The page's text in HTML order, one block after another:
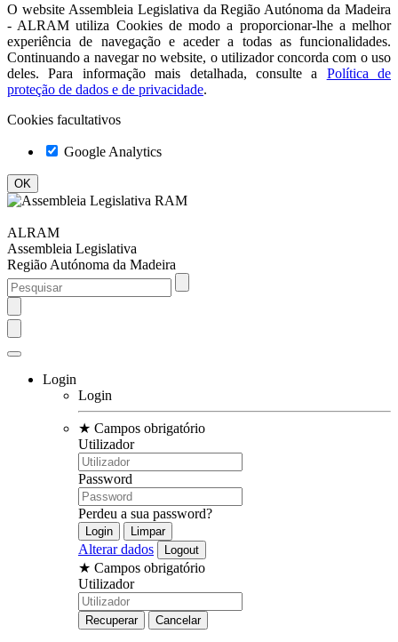
O website Assembleia Legislativa da Região Autónoma da Madeira
- ALRAM utiliza Cookies de modo a proporcionar-lhe a melhor
experiência de navegação e aceder a todas as funcionalidades.
Continuando a navegar no website, o utilizador concorda com o uso
deles. Para informação mais detalhada, consulte a
Política de
proteção de dados e de privacidade.
Cookies facultativos
Google Analytics
ALRAM
Assembleia Legislativa
Região Autónoma da Madeira
Login
Login
★ Campos obrigatório
Utilizador
Password
Perdeu a sua password?
Alterar dados
★ Campos obrigatório
Utilizador